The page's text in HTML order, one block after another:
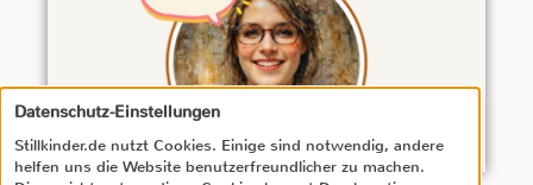
Datenschutz-Einstellungen
Stillkinder.de nutzt Cookies. Einige sind notwendig, andere
helfen uns die Website benutzerfreundlicher zu machen.